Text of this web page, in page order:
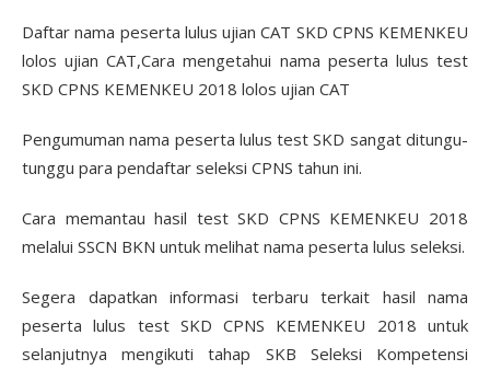
Daftar nama peserta lulus ujian CAT SKD CPNS KEMENKEU
lolos ujian CAT,Cara mengetahui nama peserta lulus test
SKD CPNS KEMENKEU 2018 lolos ujian CAT
Pengumuman nama peserta lulus test SKD sangat ditungu-
tunggu para pendaftar seleksi CPNS tahun ini.
Cara memantau hasil test SKD CPNS KEMENKEU 2018
melalui SSCN BKN untuk melihat nama peserta lulus seleksi.
Segera dapatkan informasi terbaru terkait hasil nama
peserta lulus test SKD CPNS KEMENKEU 2018 untuk
selanjutnya mengikuti tahap SKB Seleksi Kompetensi